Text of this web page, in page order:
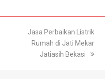
next
post:
Jasa Perbaikan Listrik
Rumah di Jati Mekar
Jatiasih Bekasi